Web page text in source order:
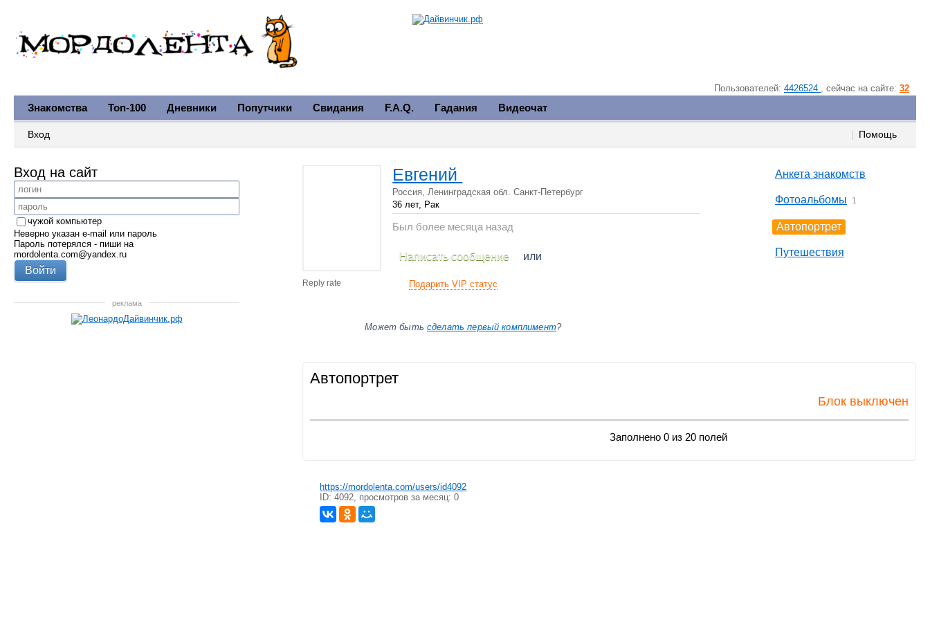
Пользователей: 4426524 , cейчас на сайте: 32
Знакомства Топ-100 Дневники Попутчики Свидания F.A.Q. Гадания Видеочат
Помощь
Вход
Анкета знакомств
Фотоальбомы 1
Автопортрет
Путешествия
Reply rate
Евгений
Россия, Ленинградская обл. Санкт-Петербург
36 лет, Рак
Был более месяца назад
Написать сообщение или
Подарить VIP статус
Может быть сделать первый комплимент?
Автопортрет
Блок выключен
Заполнено 0 из 20 полей
https://mordolenta.com/users/id4092
ID: 4092, просмотров за месяц: 0
Вход на сайт
чужой компьютер
Неверно указан e-mail или пароль
Пароль потерялся - пиши на
mordolenta.com@yandex.ru
реклама